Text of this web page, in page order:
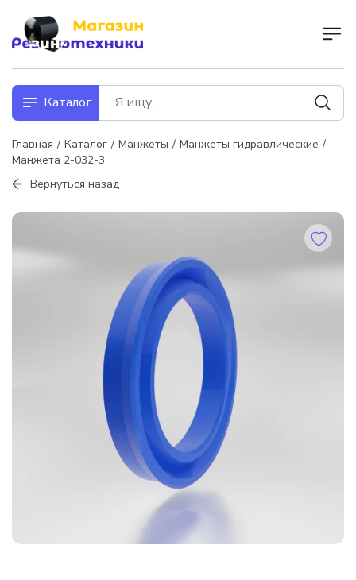
Каталог
Главная Каталог Манжеты
Манжеты гидравлические
Манжета 2-032-3
Вернуться назад